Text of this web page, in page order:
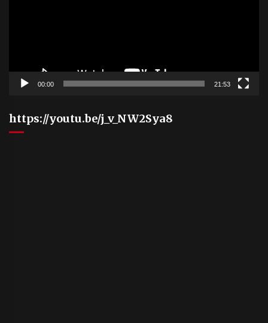
00:00 21:53
https://youtu.be/j_v_NW2Sya8